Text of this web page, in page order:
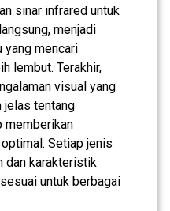
sinar infrared untuk
menjadi
yang mencari
lembut. Terakhir,
visual yang
jelas tentang
memberikan
Setiap jenis
dan karakteristik
untuk berbagai